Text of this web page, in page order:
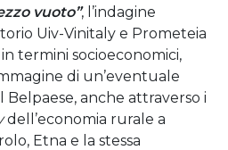
vuoto”, l’indagine
Uiv-Vinitaly e Prometeia
termini socioeconomici,
di un’eventuale
Belpaese, anche attraverso i
dell’economia rurale a
Etna e la stessa